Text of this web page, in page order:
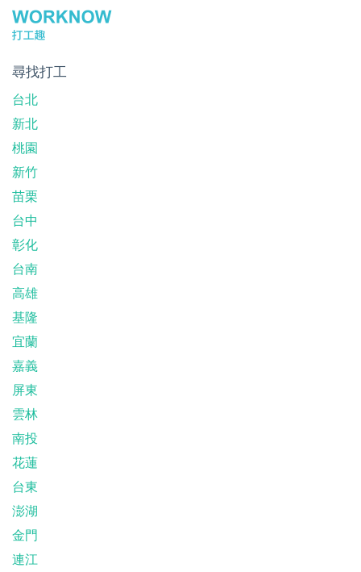
尋找打工
台北
新北
桃園
新竹
苗栗
台中
彰化
台南
高雄
基隆
宜蘭
嘉義
屏東
雲林
南投
花蓮
台東
澎湖
金門
連江